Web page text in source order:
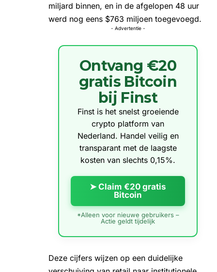
miljard binnen, en in de afgelopen 48 uur
werd nog eens $763 miljoen toegevoegd.
- Advertentie -
Ontvang €20
gratis Bitcoin
bij Finst
Finst is het snelst groeiende
crypto platform van
Nederland. Handel veilig en
transparant met de laagste
kosten van slechts 0,15%.
➤ Claim €20 gratis
Bitcoin
*Alleen voor nieuwe gebruikers –
Actie geldt tijdelijk
Deze cijfers wijzen op een duidelijke